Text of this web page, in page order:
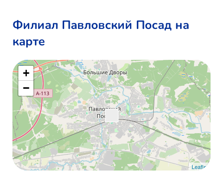
Филиал Павловский Посад на
карте
+
−
Leaflet